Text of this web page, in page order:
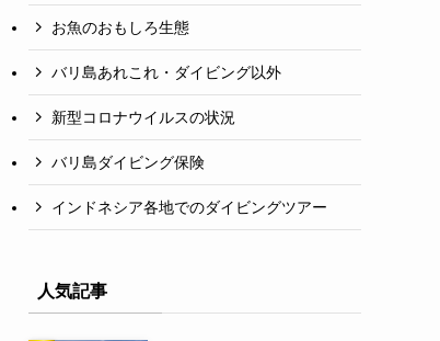
お魚のおもしろ生態
バリ島あれこれ・ダイビング以外
新型コロナウイルスの状況
バリ島ダイビング保険
インドネシア各地でのダイビングツアー
人気記事